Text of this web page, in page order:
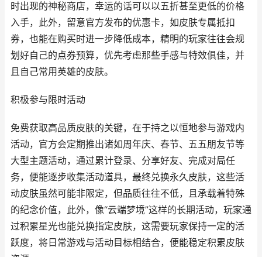
时出现的神秘商店，幸运的话可以以五折甚至更低的价格
入手，此外，留意官方发布的优惠卡，如皮肤专属抵扣
券，也能在购买时进一步降低成本，精明的玩家往往会规
划好自己的点券预算，优先考虑那些手感与特效俱佳，并
且自己常用英雄的皮肤。
积极参与限时活动
免费获取高品质皮肤的关键，在于持之以恒地参与游戏内
活动，官方会定期推出诸如周年庆、春节、五五朋友节等
大型主题活动，通过累计登录、分享好友、完成对局任
务，便能逐步收集活动道具，最终兑换永久皮肤，这些活
动皮肤虽然可能非限定，但品质往往不低，且承载着特殊
的纪念价值，此外，像“云端梦境”这样的长期活动，玩家通
过积累星光也能兑换指定皮肤，这需要玩家保持一定的活
跃度，将日常游戏与活动目标相结合，便能稳定积累皮肤